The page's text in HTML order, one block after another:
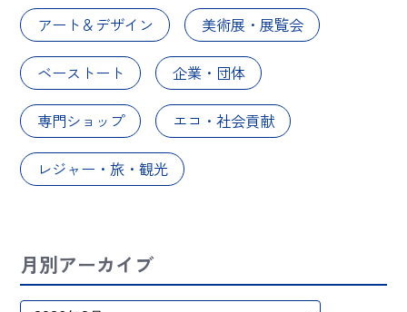
アート＆デザイン 美術展・展覧会
ベーストート 企業・団体
専門ショップ エコ・社会貢献
レジャー・旅・観光
月別アーカイブ